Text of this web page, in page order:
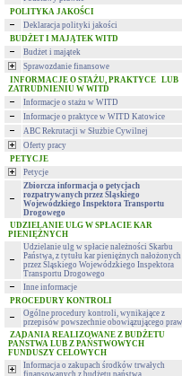
POLITYKA JAKOŚCI
Deklaracja polityki jakości
BUDŻET I MAJĄTEK WITD
Budżet i majątek
Sprawozdanie finansowe
INFORMACJE O STAŻU, PRAKTYCE LUB
ZATRUDNIENIU W WITD
Informacje o stażu w WITD
Informacje o praktyce w WITD Katowice
ABC Rekrutacji w Służbie Cywilnej
Oferty pracy
PETYCJE
Petycje
Zbiorcza informacja o petycjach
rozpatrywanych przez Śląskiego
Wojewódzkiego Inspektora Transportu
Drogowego
UDZIELANIE ULG W SPŁACIE KAR
PIENIĘŻNYCH
Udzielanie ulg w spłacie należności Skarbu
Państwa, z tytułu kar pieniężnych nałożonych
przez Śląskiego Wojewódzkiego Inspektora
Transportu Drogowego
Inne informacje
PROCEDURY KONTROLI
Ogólne procedury kontroli, wynikające z
przepisów powszechnie obowiązującego
ZADANIA REALIZOWANE Z BUDŻETU
PAŃSTWA LUB Z PAŃSTWOWYCH
FUNDUSZY CELOWYCH
Informacja o zakupach środków trwałych
finansowanych z budżetu państwa